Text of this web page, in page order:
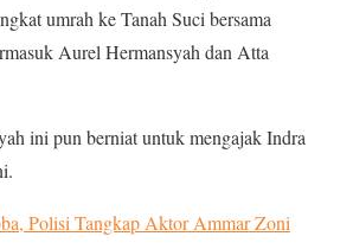
umrah ke Tanah Suci bersama
Aurel Hermansyah dan Atta
ini pun berniat untuk mengajak Indra
Polisi Tangkap Aktor Ammar Zoni